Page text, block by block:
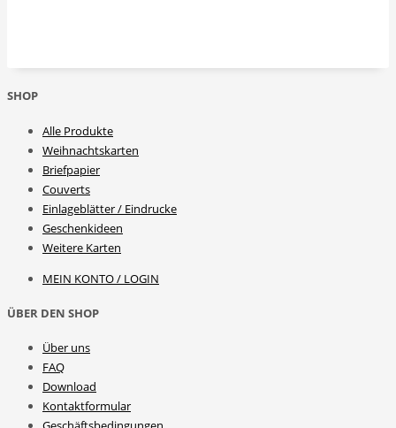
SHOP
Alle Produkte
Weihnachtskarten
Briefpapier
Couverts
Einlageblätter / Eindrucke
Geschenkideen
Weitere Karten
MEIN KONTO / LOGIN
ÜBER DEN SHOP
Über uns
FAQ
Download
Kontaktformular